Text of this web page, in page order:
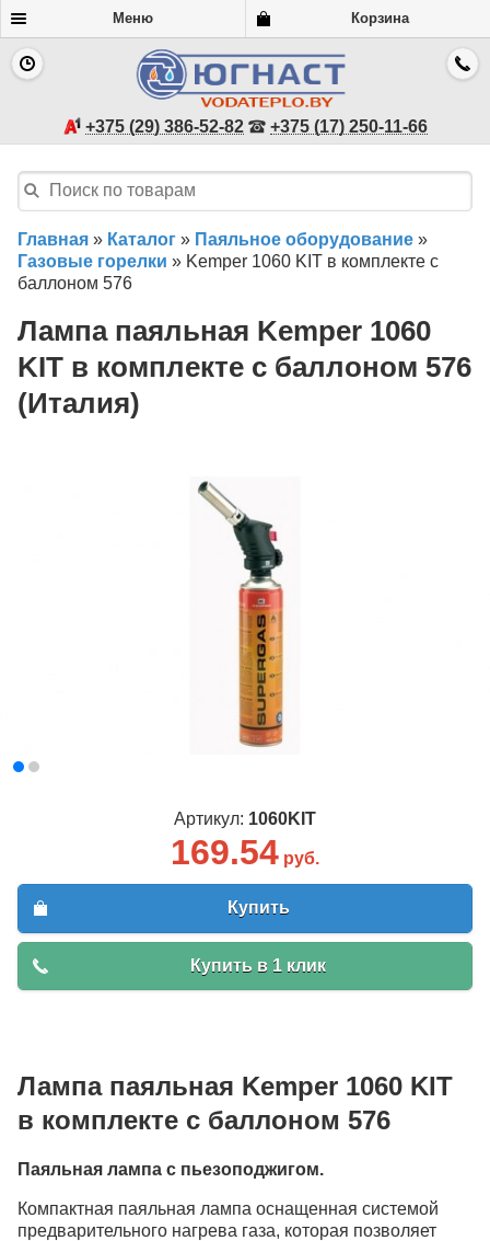
Меню Корзина
+375 (29) 386-52-82 +375 (17) 250-11-66
Главная » Каталог » Паяльное оборудование »
Газовые горелки » Kemper 1060 KIT в комплекте с
баллоном 576
Лампа паяльная Kemper 1060
KIT в комплекте с баллоном 576
(Италия)
Артикул: 1060KIT
169.54 руб.
Купить
Купить в 1 клик
Лампа паяльная Kemper 1060 KIT
в комплекте с баллоном 576
Паяльная лампа с пьезоподжигом.
Компактная паяльная лампа оснащенная системой
предварительного нагрева газа, которая позволяет